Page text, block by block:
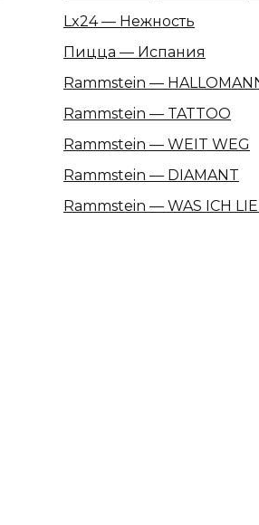
Lx24 — Нежность
Пицца — Испания
Rammstein —
Rammstein — TATTOO
Rammstein — WEIT WEG
Rammstein — DIAMANT
Rammstein — WAS ICH